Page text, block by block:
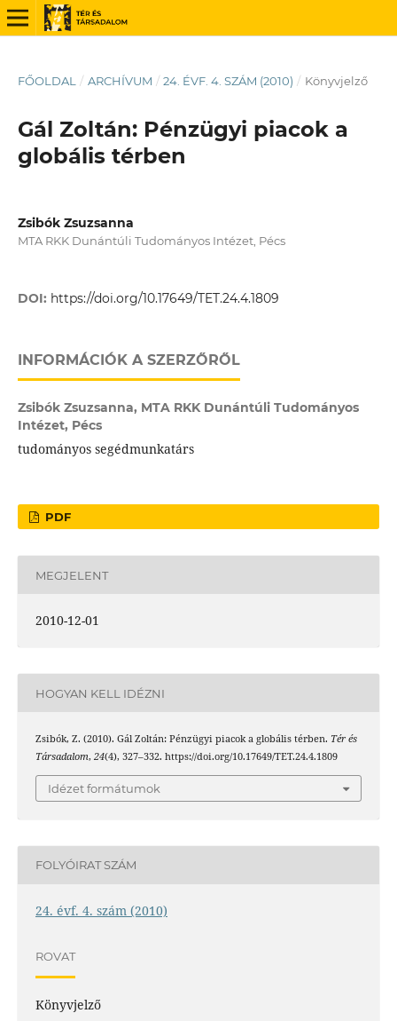
FŐOLDAL / ARCHÍVUM / 24. ÉVF. 4. SZÁM (2010) / Könyvjelző
Gál Zoltán: Pénzügyi piacok a
globális térben
Zsibók Zsuzsanna
MTA RKK Dunántúli Tudományos Intézet, Pécs
DOI: https://doi.org/10.17649/TET.24.4.1809
INFORMÁCIÓK A SZERZŐRŐL
Zsibók Zsuzsanna, MTA RKK Dunántúli Tudományos
Intézet, Pécs
tudományos segédmunkatárs
PDF
MEGJELENT
2010-12-01
HOGYAN KELL IDÉZNI
Zsibók, Z. (2010). Gál Zoltán: Pénzügyi piacok a globális térben. Tér és
Társadalom, 24(4), 327–332. https://doi.org/10.17649/TET.24.4.1809
Idézet formátumok
FOLYÓIRAT SZÁM
24. évf. 4. szám (2010)
ROVAT
Könyvjelző